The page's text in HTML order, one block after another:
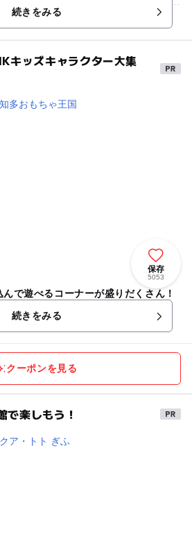
続きをみる
ッズキャラクター大集
保存
5053
で遊べるコーナーが盛りだくさん！
続きをみる
クーポンを見る
で楽しもう！